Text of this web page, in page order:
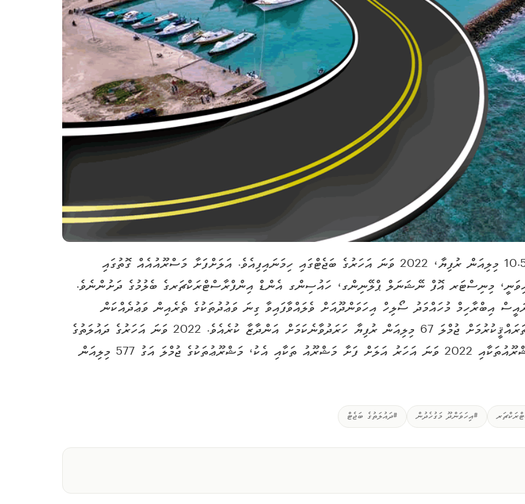
އިހަވަންދޫގެ މަގުތައް ޒަމާނީ ފެންވަރަށް ތަރައްޤީކުރުމަށް 10.5 މިލިއަން ރުފިޔާ، 2022 ވަނަ އަހަރުގެ ބަޖެޓްގައި ހިމަނައިފިއެވެ. އަލަށްފަށާ މަސްރޫއުއެއް ގޮތުގައި
މިނިސްޓަރ އޮފް ނޭޝަނަލް ޕްލޭނިންގ، ހައުސިންގ އެންޑް އިންފްރާސްޓްރަކްޗަރގެ ބެލުމުގެ ދަށުންނެވެ.
އިބްރާހިމް މުހައްމަދު ސޯލިހް އިހަވަންދޫއަށް ވެލައްވާފައިވާ ގިނަ ވަޢުދުތަކުގެ ތެރެއިން ވަޢުދެއްކަން
ފާހަގަކުރެވެއެވެ. އިހަވަންދޫގެ މަގުތަށް ޒަމާނީ ފެންވަރަށް ތަރައްޤީކުރުމަށް ޖުމްލަ 67 މިލިއަން ރުފިޔާ ހަރަދުވާނެކަމަށް އަންދާޒާ ކުރެއެވެ. 2022 ވަނަ އަހަރުގެ ދައުލަތުގެ
ބަޖެޓްގައި ވާގޮތުން އިހަވަންދޫގައި މިހާރު ހިނގަމުންދާ މަޝްރޫއުތަކާއި 2022 ވަނަ އަހަރު އަލަށް ފަށާ މަޝްރޫއު ތަކާއި އެކު، މަޝްރޫޢުތަކުގެ ޖުމްލަ އަގު 577 މިލިއަން
#އިހަވަންދޫ މަގުހެދުން #ދައުލަތުގެ ބަޖެޓް